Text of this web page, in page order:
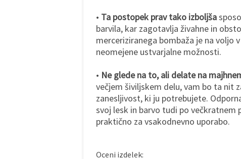
• Ta postopek prav tako izboljša
barvila, kar zagotavlja živahne in
merceriziranega bombaža je na voljo
neomejene ustvarjalne možnosti.
• Ne glede na to, ali delate na
večjem šiviljskem delu, vam bo ta nit
zanesljivost, ki ju potrebujete.
svoj lesk in barvo tudi po večkratnem
praktično za vsakodnevno uporabo.
Oceni izdelek: